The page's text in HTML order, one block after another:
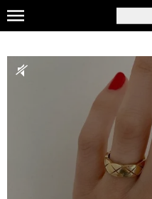
Skip
to
main
content
Moda